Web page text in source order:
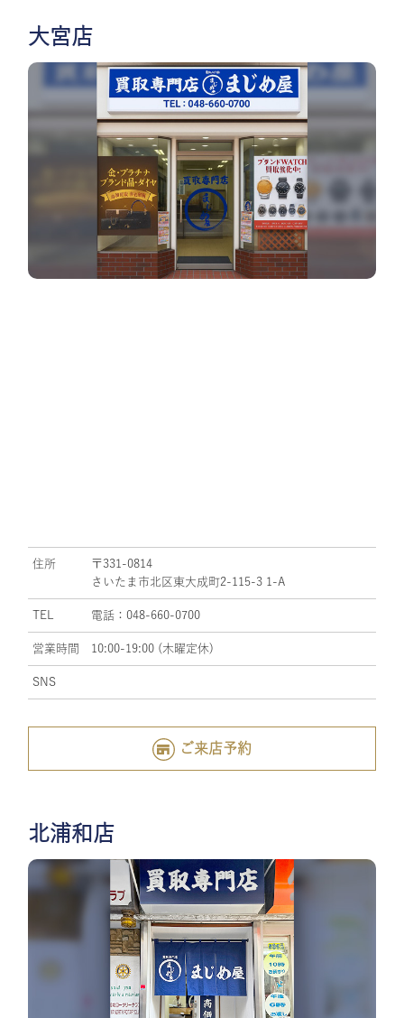
大宮店
住所
〒331-0814
さいたま市北区東大成町2-115-3 1-A
TEL 電話：048-660-0700
営業時間 10:00-19:00 (木曜定休)
SNS
ご来店予約
北浦和店